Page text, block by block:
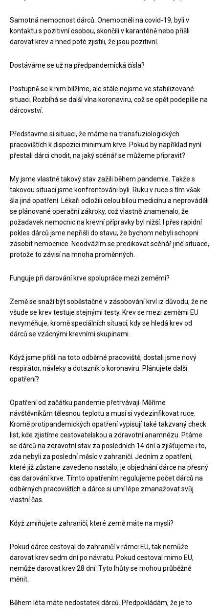
Samotná nemocnost dárců. Onemocněli na covid-19, byli v
kontaktu s pozitivní osobou, skončili v karanténě nebo přišli
darovat krev a hned poté zjistili, že jsou pozitivní.
Dostáváme se už na předpandemická čísla?
Postupně se k nim blížíme, ale stále nejsme ve stabilizované
situaci. Rozbíhá se další vlna koronaviru, což se opět podepíše na
dárcovství.
Představme si situaci, že máme na transfuziologických
pracovištích k dispozici minimum krve. Pokud by například nyní
přestali dárci chodit, na jaký scénář se můžeme připravit?
My jsme vlastně takový stav zažili během pandemie. Takže s
takovou situaci jsme konfrontováni byli. Ruku v ruce s tím však
šla jiná opatření. Lékaři odložili celou bílou medicínu a neprováděli
se plánované operační zákroky, což vlastně znamenalo, že
požadavek nemocnic na krevní přípravky byl nižší. I přes rapidní
pokles dárců jsme nepřišli do stavu, že bychom nebyli schopni
zásobit nemocnice. Neodvážím se predikovat scénář jiné situace,
protože to závisí na mnoha proměnných.
Funguje při darování krve spolupráce mezi zeměmi?
Země se snaží být soběstačné v zásobování krví iz důvodu, že ne
všude se krev testuje stejnými testy. Krev se mezi zeměmi EU
nevyměňuje, kromě speciálních situací, kdy se hledá krev od
dárců se vzácnými krevními skupinami.
Když jsme přišli na toto odběrné pracoviště, dostali jsme nový
respirátor, návleky a dotazník o koronaviru. Plánujete další
opatření?
Opatření od začátku pandemie přetrvávají. Měříme
návštěvníkům tělesnou teplotu a musí si vydezinfikovat ruce.
Kromě protipandemických opatření vypisují také takzvaný check
list, kde zjistíme cestovatelskou a zdravotní anamnézu. Ptáme
se dárců na zdravotní stav za posledních 14 dní a zjišťujeme i to,
zda nebyli za poslední měsíc v zahraničí. Jedním z opatření,
které již zůstane zavedeno nastálo, je objednání dárce na přesný
čas darování krve. Tímto opatřením regulujeme počet dárců na
odběrných pracovištích a dárce si umí lépe zmanažovat svůj
vlastní čas.
Když zmiňujete zahraničí, které země máte na mysli?
Pokud dárce cestoval do zahraničí v rámci EU, tak nemůže
darovat krev sedm dní po návratu. Pokud cestoval mimo EU,
nemůže darovat krev 28 dní. Tyto lhůty se mohou průběžně
měnit.
Během léta máte nedostatek dárců. Předpokládám, že je to